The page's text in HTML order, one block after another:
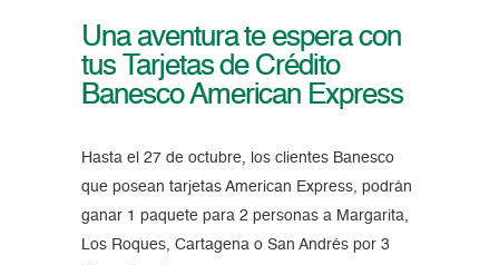
Una aventura te espera con
tus Tarjetas de Crédito
Banesco American Express
Hasta el 27 de octubre, los clientes Banesco
que posean tarjetas American Express, podrán
ganar 1 paquete para 2 personas a Margarita,
Los Roques, Cartagena o San Andrés por 3